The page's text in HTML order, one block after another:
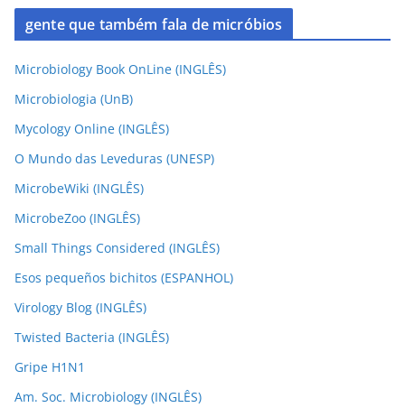
gente que também fala de micróbios
Microbiology Book OnLine (INGLÊS)
Microbiologia (UnB)
Mycology Online (INGLÊS)
O Mundo das Leveduras (UNESP)
MicrobeWiki (INGLÊS)
MicrobeZoo (INGLÊS)
Small Things Considered (INGLÊS)
Esos pequeños bichitos (ESPANHOL)
Virology Blog (INGLÊS)
Twisted Bacteria (INGLÊS)
Gripe H1N1
Am. Soc. Microbiology (INGLÊS)